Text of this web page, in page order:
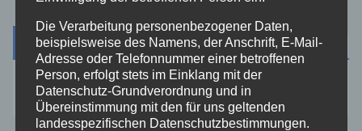
Suche
Die Verarbeitung personenbezogener Daten,
beispielsweise des Namens, der Anschrift, E-Mail-
Adresse oder Telefonnummer einer betroffenen
Person, erfolgt stets im Einklang mit der
Datenschutz-Grundverordnung und in
Übereinstimmung mit den für uns geltenden
landesspezifischen Datenschutzbestimmungen.